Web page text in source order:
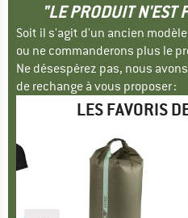
"LE PRODUIT N'EST
Soit il s'agit d'un ancien
ou ne commanderons plus le
Ne désespérez pas, nous
de rechange à vous proposer :
LES FAVORIS